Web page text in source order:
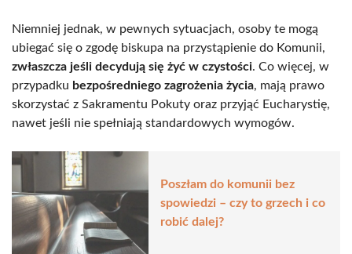
Niemniej jednak, w pewnych sytuacjach, osoby te mogą
ubiegać się o zgodę biskupa na przystąpienie do Komunii,
zwłaszcza jeśli decydują się żyć w czystości. Co więcej, w
przypadku bezpośredniego zagrożenia życia, mają prawo
skorzystać z Sakramentu Pokuty oraz przyjąć Eucharystię,
nawet jeśli nie spełniają standardowych wymogów.
Poszłam do komunii bez
spowiedzi – czy to grzech i co
robić dalej?